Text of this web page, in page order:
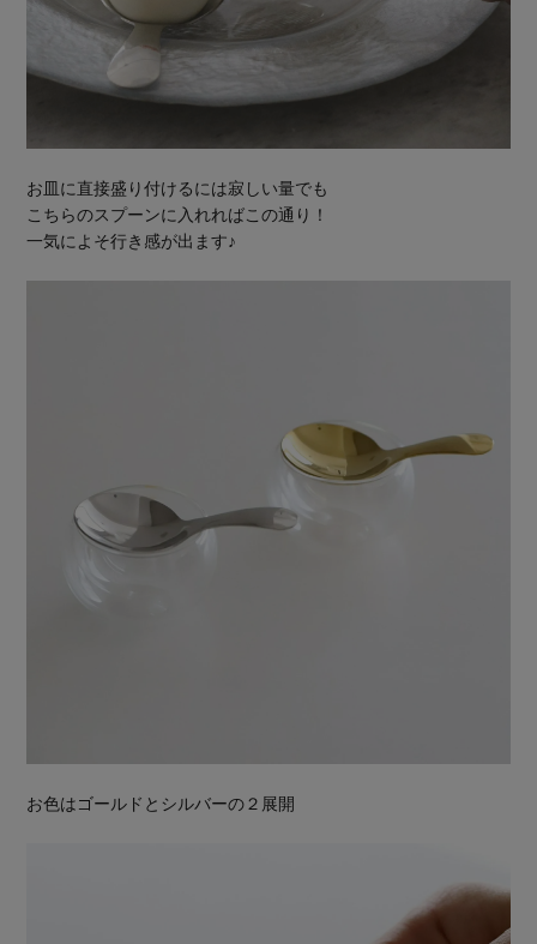
お皿に直接盛り付けるには寂しい量でも
こちらのスプーンに入れればこの通り！
一気によそ行き感が出ます♪
お色はゴールドとシルバーの２展開